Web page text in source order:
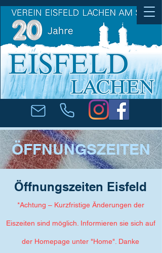
ÖFFNUNGSZEITEN
Öffnungszeiten Eisfeld
*Achtung – Kurzfristige Änderungen der
Eiszeiten sind möglich. Informieren sie sich auf
der Homepage unter "Home". Danke